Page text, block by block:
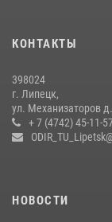
17 июля 2026, 12:26
вневедомственной
15 июля 2026, 14:58
КОНТАКТЫ
398024
г. Липецк,
ул. Механизаторов
+ 7 (4742) 45-11-
НОВОСТИ